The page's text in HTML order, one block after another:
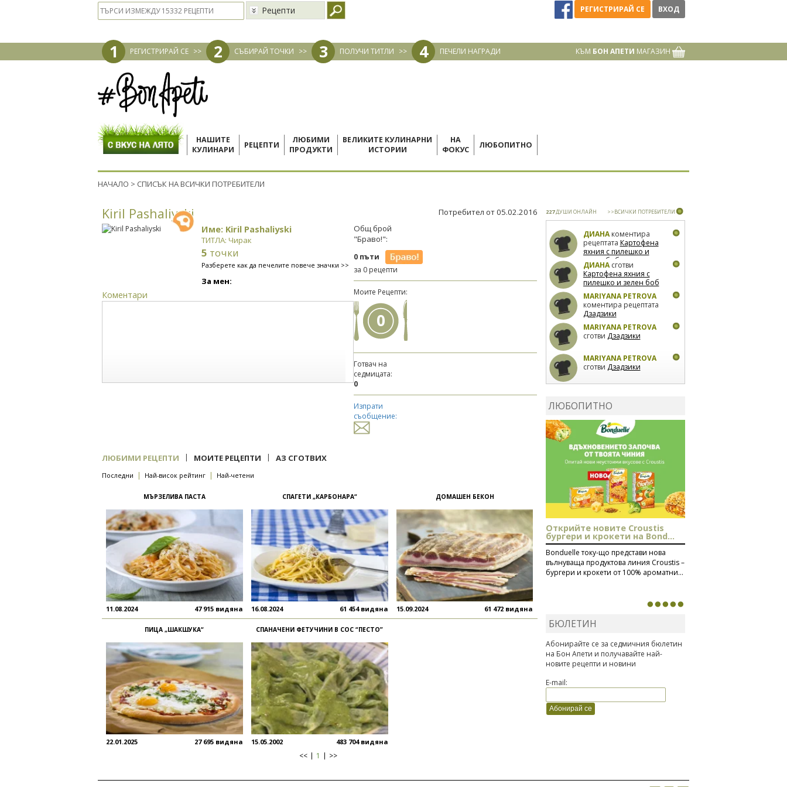
Рецепти РЕГИСТРИРАЙ СЕ ВХОД
1 РЕГИСТРИРАЙ СЕ >> 2 СЪБИРАЙ ТОЧКИ >> 3 ПОЛУЧИ ТИТЛИ >> 4 ПЕЧЕЛИ НАГРАДИ КЪМ БОН АПЕТИ МАГАЗИН
НАШИТЕ
КУЛИНАРИ
РЕЦЕПТИ
ЛЮБИМИ
ПРОДУКТИ
ВЕЛИКИТЕ КУЛИНАРНИ
ИСТОРИИ
НА
ФОКУС
ЛЮБОПИТНО
НАЧАЛО > СПИСЪК НА ВСИЧКИ ПОТРЕБИТЕЛИ
Kiril Pashaliyski Потребител от 05.02.2016
Име: Kiril Pashaliyski
ТИТЛА: Чирак
5 точки
Разберете как да печелите повече значки >>
За мен:
Коментари
Общ брой
"Браво!":
0 пъти
за 0 рецепти
Моите Рецепти:
0
Готвач на
седмицата:
0
Изпрати
съобщение:
ЛЮБИМИ РЕЦЕПТИ | МОИТЕ РЕЦЕПТИ | АЗ СГОТВИХ
Последни | Най-висок рейтинг | Най-четени
МЪРЗЕЛИВА ПАСТА
11.08.2024 47 915 видяна
СПАГЕТИ „КАРБОНАРА“
16.08.2024 61 454 видяна
ДОМАШЕН БЕКОН
15.09.2024 61 472 видяна
ПИЦА „ШАКШУКА“
22.01.2025 27 695 видяна
СПАНАЧЕНИ ФЕТУЧИНИ В СОС “ПЕСТО”
15.05.2002 483 704 видяна
<< 1 >>
227ДУШИ ОНЛАЙН >>ВСИЧКИ ПОТРЕБИТЕЛИ
ДИАНАкоментира
рецептата Картофена
яхния с пилешко и
зелен боб
ДИАНАсготви
Картофена яхния с
пилешко и зелен боб
MARIYANA PETROVA
коментира рецептата
Дзадзики
MARIYANA PETROVA
сготви Дзадзики
MARIYANA PETROVA
сготви Дзадзики
фурна
КАРДАШЕВ
коментира
рецептатаСвински
ребра с печени
картофи
ЛЮБОПИТНО
Открийте новите Croustis
бургери и крокети на Bond...
Bonduelle току-що представи нова
вълнуваща продуктова линия Croustis –
бургери и крокети от 100% ароматни...
БЮЛЕТИН
Абонирайте се за седмичния бюлетин
на Бон Апети и получавайте най-
новите рецепти и новини
E-mail: